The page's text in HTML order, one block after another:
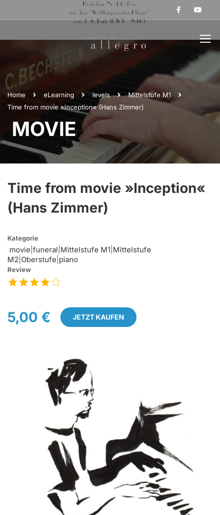
Home eLearning levels
Mittelstufe M1
Time from movie »Inception« (Hans Zimmer)
MOVIE
Time from movie »Inception«
(Hans Zimmer)
Kategorie
movie funeral Mittelstufe M1 Mittelstufe
M2 Oberstufe piano
Review
5,00 € JETZT KAUFEN